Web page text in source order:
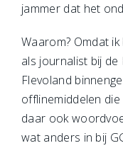
jammer dat het
Waarom? Omdat
als journalist bij de
Flevoland
offlinemiddelen
daar ook
wat anders in bij